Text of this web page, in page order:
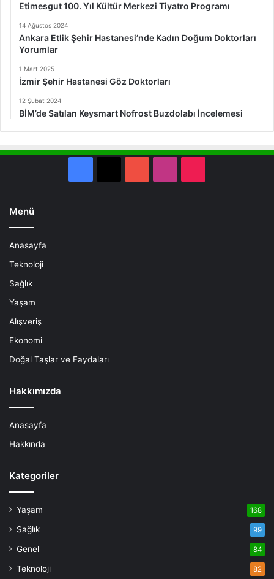
Etimesgut 100. Yıl Kültür Merkezi Tiyatro Programı
14 Ağustos 2024
Ankara Etlik Şehir Hastanesi’nde Kadın Doğum Doktorları
Yorumlar
1 Mart 2025
İzmir Şehir Hastanesi Göz Doktorları
12 Şubat 2024
BİM’de Satılan Keysmart Nofrost Buzdolabı İncelemesi
Menü
Anasayfa
Teknoloji
Sağlık
Yaşam
Alışveriş
Ekonomi
Doğal Taşlar ve Faydaları
Hakkımızda
Anasayfa
Hakkında
Kategoriler
Yaşam 168
Sağlık 99
Genel 84
Teknoloji 82